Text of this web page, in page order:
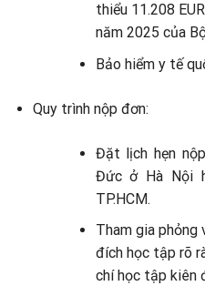
thiểu 11.208
năm 2025 của
Bảo hiểm y tế
Quy trình nộp đơn:
Đặt lịch hẹn
Đức ở Hà Nội
TP.HCM.
Tham gia
đích học tập rõ
chí học tập kiên